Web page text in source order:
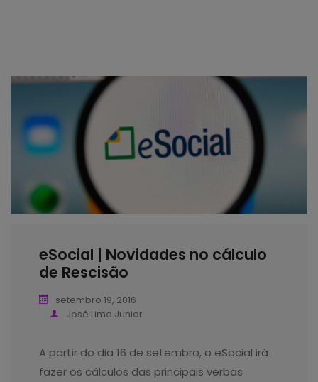
eSocial | Novidades no cálculo
de Rescisão
setembro 19, 2016
José Lima Junior
A partir do dia 16 de setembro, o eSocial irá
fazer os cálculos das principais verbas